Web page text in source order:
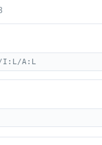
I:L/A:L